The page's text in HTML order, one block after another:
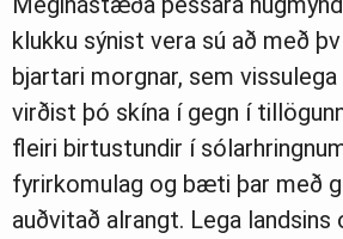
klukku sýnist vera sú að með
bjartari morgnar, sem
virðist þó skína í gegn í
fleiri birtustundir í
fyrirkomulag og bæti þar með
auðvitað alrangt. Lega landsins